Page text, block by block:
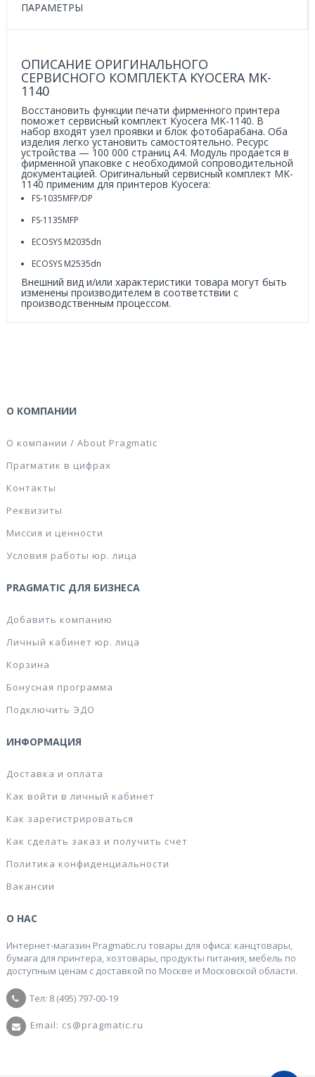
ПАРАМЕТРЫ
ОПИСАНИЕ ОРИГИНАЛЬНОГО
СЕРВИСНОГО КОМПЛЕКТА KYOCERA MK-
1140
Восстановить функции печати фирменного принтера
поможет сервисный комплект Kyocera MK-1140. В
набор входят узел проявки и блок фотобарабана. Оба
изделия легко установить самостоятельно. Ресурс
устройства — 100 000 страниц А4. Модуль продается в
фирменной упаковке с необходимой сопроводительной
документацией. Оригинальный сервисный комплект MK-
1140 применим для принтеров Kyocera:
FS-1035MFP/DP
FS-1135MFP
ECOSYS M2035dn
ECOSYS M2535dn
Внешний вид и/или характеристики товара могут быть
изменены производителем в соответствии с
производственным процессом.
О КОМПАНИИ
О компании / About Pragmatic
Прагматик в цифрах
Контакты
Реквизиты
Миссия и ценности
Условия работы юр. лица
PRAGMATIC ДЛЯ БИЗНЕСА
Добавить компанию
Личный кабинет юр. лица
Корзина
Бонусная программа
Подключить ЭДО
ИНФОРМАЦИЯ
Доставка и оплата
Как войти в личный кабинет
Как зарегистрироваться
Как сделать заказ и получить счет
Политика конфиденциальности
Вакансии
О НАС
Интернет-магазин Pragmatic.ru товары для офиса: канцтовары,
бумага для принтера, хозтовары, продукты питания, мебель по
доступным ценам с доставкой по Москве и Московской области.
Тел: 8 (495) 797-00-19
Email: cs@pragmatic.ru